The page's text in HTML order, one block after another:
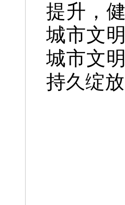
提升，
城市文
城市文
持久绽放